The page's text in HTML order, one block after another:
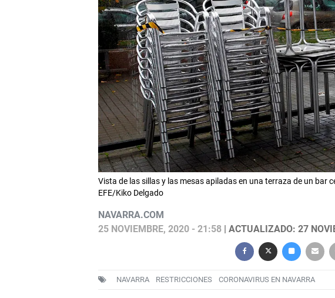
Vista de las sillas y las mesas apiladas en una terraza de un bar
EFE/Kiko Delgado
NAVARRA.COM
25 NOVIEMBRE, 2020 - 21:58| ACTUALIZADO: 27
NAVARRA RESTRICCIONES CORONAVIRUS EN NAVARRA